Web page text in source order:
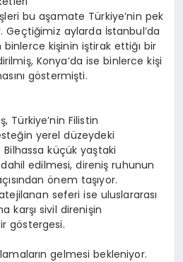
bu aşamate Türkiye’nin pek
Geçtiğimiz aylarda İstanbul’da
binlerce kişinin iştirak ettiğı bir
Konya’da ise binlerce kişi
göstermişti.
Türkiye’nin Filistin
yerel düzeydeki
Bilhassa küçük yaştaki
edilmesi, direniş ruhunun
önem taşıyor.
seferi ise uluslararası
karşı sivil direnişin
göstergesi.
gelmesi bekleniyor.